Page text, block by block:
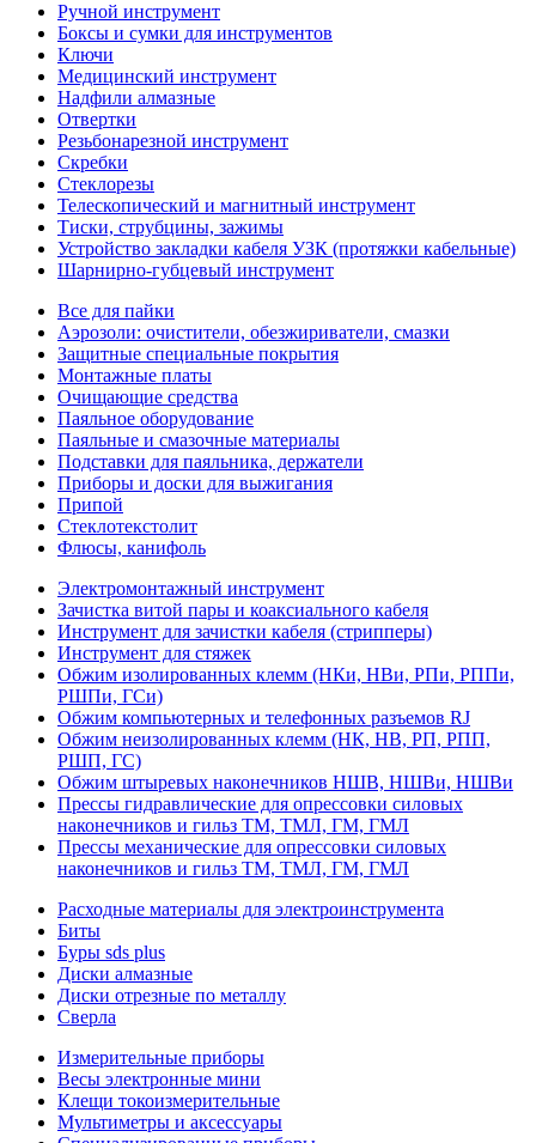
Ручной инструмент
Боксы и сумки для инструментов
Ключи
Медицинский инструмент
Надфили алмазные
Отвертки
Резьбонарезной инструмент
Скребки
Стеклорезы
Телескопический и магнитный инструмент
Тиски, струбцины, зажимы
Устройство закладки кабеля УЗК (протяжки кабельные)
Шарнирно-губцевый инструмент
Все для пайки
Аэрозоли: очистители, обезжириватели, смазки
Защитные специальные покрытия
Монтажные платы
Очищающие средства
Паяльное оборудование
Паяльные и смазочные материалы
Подставки для паяльника, держатели
Приборы и доски для выжигания
Припой
Стеклотекстолит
Флюсы, канифоль
Электромонтажный инструмент
Зачистка витой пары и коаксиального кабеля
Инструмент для зачистки кабеля (стрипперы)
Инструмент для стяжек
Обжим изолированных клемм (НКи, НВи, РПи, РППи,
РШПи, ГСи)
Обжим компьютерных и телефонных разъемов RJ
Обжим неизолированных клемм (НК, НВ, РП, РПП,
РШП, ГС)
Обжим штыревых наконечников НШВ, НШВи, НШВи
Прессы гидравлические для опрессовки силовых
наконечников и гильз ТМ, ТМЛ, ГМ, ГМЛ
Прессы механические для опрессовки силовых
наконечников и гильз ТМ, ТМЛ, ГМ, ГМЛ
Расходные материалы для электроинструмента
Биты
Буры sds plus
Диски алмазные
Диски отрезные по металлу
Сверла
Измерительные приборы
Весы электронные мини
Клещи токоизмерительные
Мультиметры и аксессуары